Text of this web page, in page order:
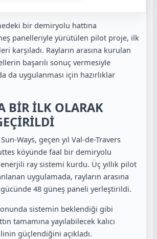
bir demiryolu hattına
panelleriyle yürütülen pilot proje, ilk
karşıladı. Rayların arasına kurulan
başarılı sonuç vermesiyle
da uygulanması için hazırlıklar
BİR İLK OLARAK
Ways, geçen yıl Val-de-Travers
köyünde faal bir demiryolu
ray sistemi kurdu. Üç yıllık pilot
uygulamada, rayların arasına
48 güneş paneli yerleştirildi.
sistemin beklendiği gibi
tamamına yayılabilecek kalıcı
güçlendiğini açıkladı.